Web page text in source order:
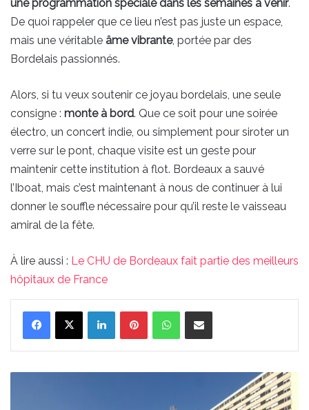
une programmation spéciale dans les semaines à venir.
De quoi rappeler que ce lieu n’est pas juste un espace,
mais une véritable âme vibrante, portée par des
Bordelais passionnés.
Alors, si tu veux soutenir ce joyau bordelais, une seule
consigne : monte à bord. Que ce soit pour une soirée
électro, un concert indie, ou simplement pour siroter un
verre sur le pont, chaque visite est un geste pour
maintenir cette institution à flot. Bordeaux a sauvé
l’Iboat, mais c’est maintenant à nous de continuer à lui
donner le souffle nécessaire pour qu’il reste le vaisseau
amiral de la fête.
À lire aussi : Le CHU de Bordeaux fait partie des meilleurs
hôpitaux de France
LinkedinPinterestWhatsAppPartager par email